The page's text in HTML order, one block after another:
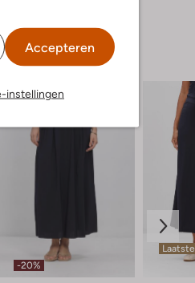
Accepteren
instellingen
-20%